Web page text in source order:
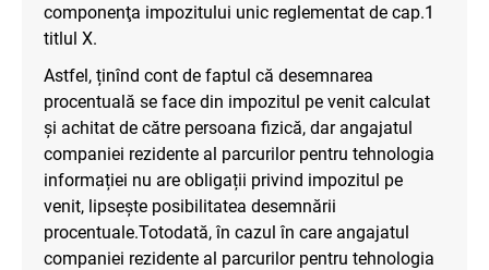
componenţa impozitului unic reglementat de cap.1
titlul X.
Astfel, ținînd cont de faptul că desemnarea
procentuală se face din impozitul pe venit calculat
și achitat de către persoana fizică, dar angajatul
companiei rezidente al parcurilor pentru tehnologia
informației nu are obligații privind impozitul pe
venit, lipsește posibilitatea desemnării
procentuale.Totodată, în cazul în care angajatul
companiei rezidente al parcurilor pentru tehnologia